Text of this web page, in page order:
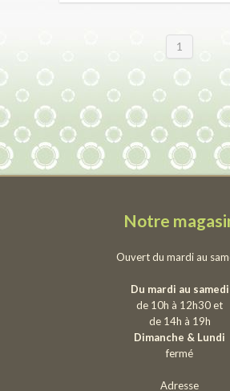
1
Notre
Ouvert du mardi au
Du mardi au samedi
de 10h à 12h30 et
de 14h à 19h
Dimanche & Lundi
fermé
Adresse